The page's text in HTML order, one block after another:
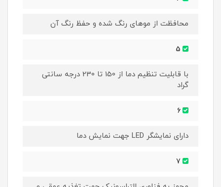
محافظت از موهای رنگ شده و حفظ رنگ آن
با قابلیت تنظیم دما از 150 تا 230 درجه سانتی
گراد
دارای نمایشگر LED جهت نمایش دما